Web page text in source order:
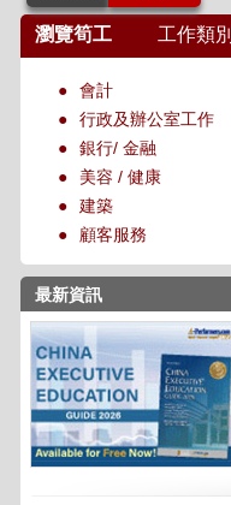
瀏覽筍工 工作類別
●
會計
●
行政及辦公室工作
●
銀行/ 金融
●
美容 / 健康
●
建築
●
顧客服務
最新資訊